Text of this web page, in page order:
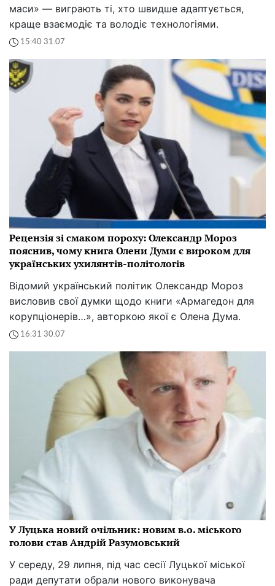
маси» — виграють ті, хто швидше адаптується,
краще взаємодіє та володіє технологіями.
15:40 31.07
Рецензія зі смаком пороху: Олександр Мороз
пояснив, чому книга Олени Думи є вироком для
українських ухилянтів-політологів
Відомий український політик Олександр Мороз
висловив свої думки щодо книги «Армагедон для
корупціонерів…», авторкою якої є Олена Дума.
16:31 30.07
У Луцька новий очільник: новим в.о. міського
голови став Андрій Разумовський
У середу, 29 липня, під час сесії Луцької міської
ради депутати обрали нового виконувача